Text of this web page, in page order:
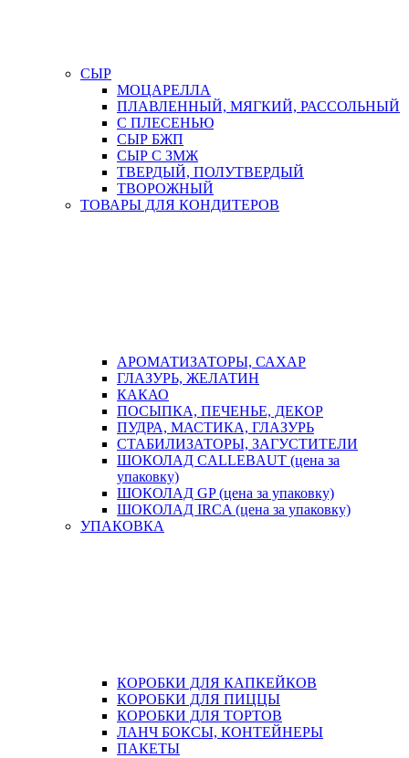
СЫР
МОЦАРЕЛЛА
ПЛАВЛЕННЫЙ, МЯГКИЙ, РАССОЛЬНЫЙ
С ПЛЕСЕНЬЮ
СЫР БЖП
СЫР С ЗМЖ
ТВЕРДЫЙ, ПОЛУТВЕРДЫЙ
ТВОРОЖНЫЙ
ТОВАРЫ ДЛЯ КОНДИТЕРОВ
АРОМАТИЗАТОРЫ, САХАР
ГЛАЗУРЬ, ЖЕЛАТИН
КАКАО
ПОСЫПКА, ПЕЧЕНЬЕ, ДЕКОР
ПУДРА, МАСТИКА, ГЛАЗУРЬ
СТАБИЛИЗАТОРЫ, ЗАГУСТИТЕЛИ
ШОКОЛАД CALLEBAUT (цена за
упаковку)
ШОКОЛАД GP (цена за упаковку)
ШОКОЛАД IRCA (цена за упаковку)
УПАКОВКА
КОРОБКИ ДЛЯ КАПКЕЙКОВ
КОРОБКИ ДЛЯ ПИЦЦЫ
КОРОБКИ ДЛЯ ТОРТОВ
ЛАНЧ БОКСЫ, КОНТЕЙНЕРЫ
ПАКЕТЫ